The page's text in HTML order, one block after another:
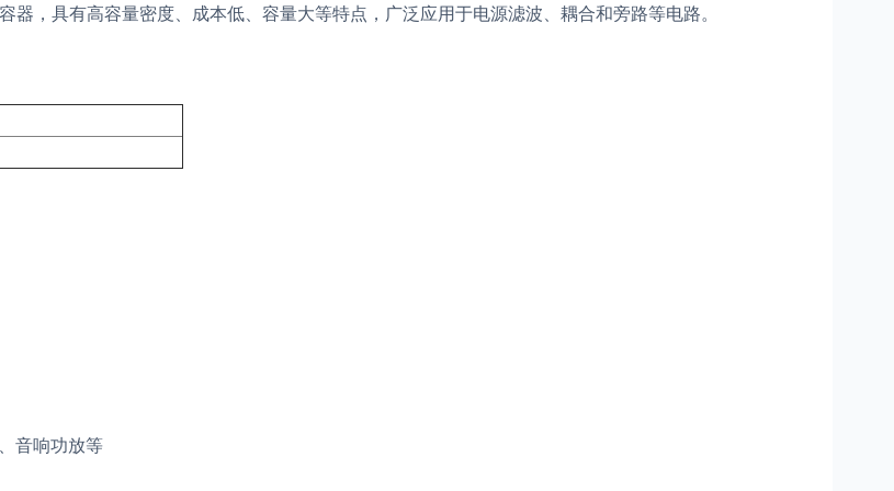
，具有高容量密度、成本低、容量大等特点，广泛应用于电源滤波、耦合和旁路等电路。
音响功放等